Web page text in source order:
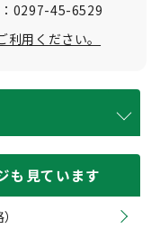
0297-45-6529
用ください。
も見ています